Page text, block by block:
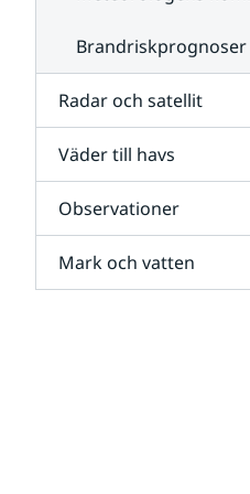
Brandriskprognoser
Radar och satellit
Väder till havs
Observationer
Mark och vatten